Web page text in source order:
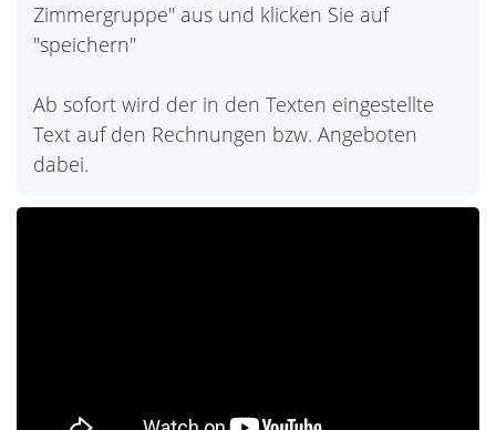
Zimmergruppe" aus und klicken Sie auf
"speichern"
Ab sofort wird der in den Texten eingestellte
Text auf den Rechnungen bzw. Angeboten
dabei.